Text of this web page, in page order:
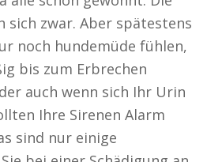
sich zwar. Aber spätestens
noch hundemüde fühlen,
bis zum Erbrechen
auch wenn sich Ihr Urin
Ihre Sirenen Alarm
sind nur einige